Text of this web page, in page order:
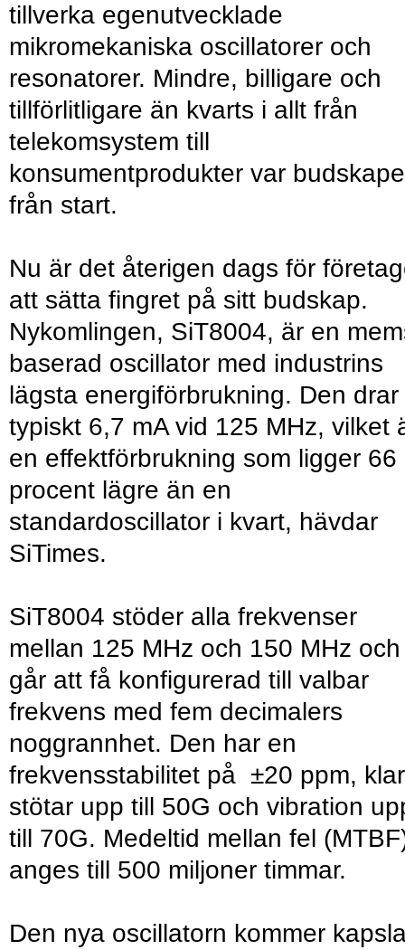
tillverka egenutvecklade
mikromekaniska oscillatorer och
resonatorer. Mindre, billigare och
tillförlitligare än kvarts i allt från
telekomsystem till
konsumentprodukter var
från start.
Nu är det återigen dags för
att sätta fingret på sitt budskap.
Nykomlingen, SiT8004, är en
baserad oscillator med industrins
lägsta energiförbrukning. Den drar
typiskt 6,7 mA vid 125 MHz, vilket
en effektförbrukning som ligger 66
procent lägre än en
standardoscillator i kvart, hävdar
SiTimes.
SiT8004 stöder alla frekvenser
mellan 125 MHz och 150 MHz och
går att få konfigurerad till valbar
frekvens med fem decimalers
noggrannhet. Den har en
frekvensstabilitet på ±20 ppm,
stötar upp till 50G och vibration
till 70G. Medeltid mellan fel
anges till 500 miljoner timmar.
Den nya oscillatorn kommer